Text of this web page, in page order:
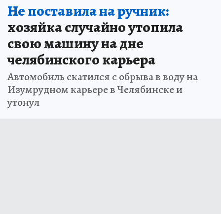
Не поставила на ручник:
хозяйка случайно утопила
свою машину на дне
челябинского карьера
Автомобиль скатился с обрыва в воду на
Изумрудном карьере в Челябинске и
утонул